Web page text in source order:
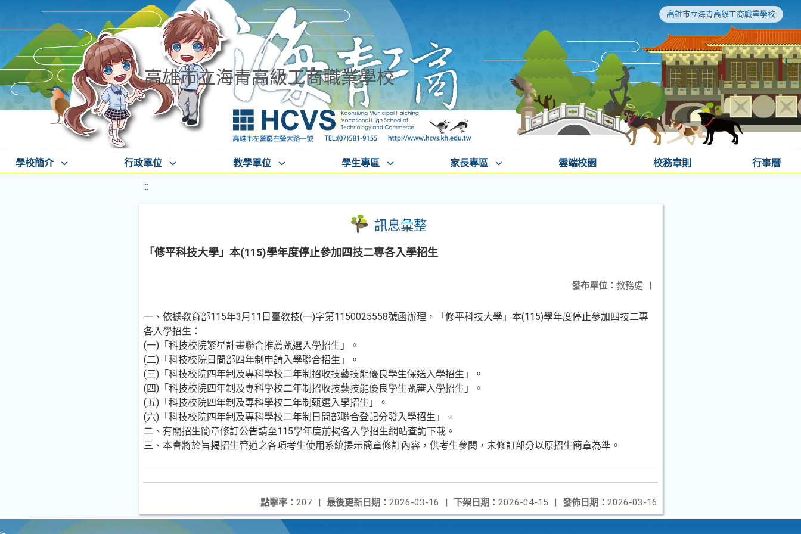
高雄市立海青高級工商職業學校
高雄市立海青高級工商職業學校
學校簡介 行政單位 教學單位 學生專區 家長專區 雲端校園 校務章則 行事曆
:::
訊息彙整
「修平科技大學」本(115)學年度停止參加四技二專各入學招生
發布單位： 教務處 |
一、依據教育部115年3月11日臺教技(一)字第1150025558號函辦理，「修平科技大學」本(115)學年度停止參加四技二專
各入學招生：
(一)「科技校院繁星計畫聯合推薦甄選入學招生」。
(二)「科技校院日間部四年制申請入學聯合招生」。
(三)「科技校院四年制及專科學校二年制招收技藝技能優良學生保送入學招生」。
(四)「科技校院四年制及專科學校二年制招收技藝技能優良學生甄審入學招生」。
(五)「科技校院四年制及專科學校二年制甄選入學招生」。
(六)「科技校院四年制及專科學校二年制日間部聯合登記分發入學招生」。
二、有關招生簡章修訂公告請至115學年度前揭各入學招生網站查詢下載。
三、本會將於旨揭招生管道之各項考生使用系統提示簡章修訂內容，供考生參閱，未修訂部分以原招生簡章為準。
發佈日期： 2026-03-16
下架日期： 2026-04-15 |
最後更新日期： 2026-03-16 |
點擊率： 207 |